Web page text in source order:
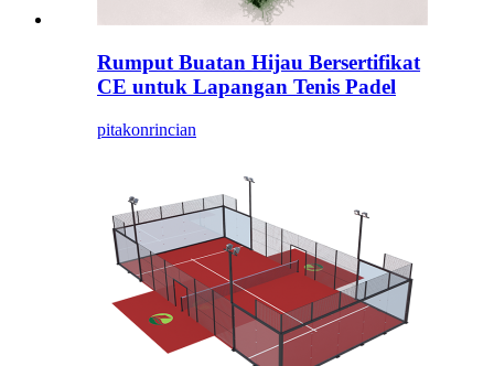
Rumput Buatan Hijau Bersertifikat
CE untuk Lapangan Tenis Padel
pitakonrincian